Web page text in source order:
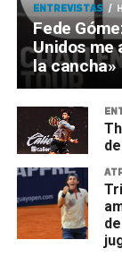
ENTREVISTAS
Fede
Unidos me
la cancha»